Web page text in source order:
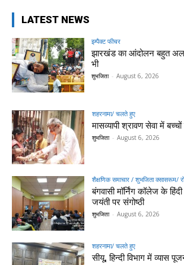
LATEST NEWS
इम्पैक्ट फीचर
झारखंड का आंदोलन बहुत
भी
शुभजिता - August 6, 2026
शहरनामा/ चलते हुए
मासव्यापी श्रावण सेवा में
शुभजिता - August 6, 2026
शैक्षणिक समाचार / शुभजिता क्सासरूम/
बंगवासी मॉर्निंग कॉलेज के
जयंती पर संगोष्ठी
शुभजिता - August 6, 2026
शहरनामा/ चलते हुए
सीयू, हिन्दी विभाग में व्यास